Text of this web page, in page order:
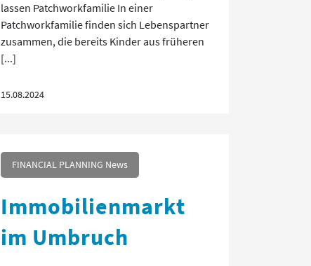
lassen Patchworkfamilie In einer
Patchworkfamilie finden sich Lebenspartner
zusammen, die bereits Kinder aus früheren
[...]
15.08.2024
FINANCIAL PLANNING News
Immobilienmarkt
im Umbruch